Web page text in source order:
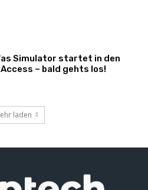
Simulator startet in den
– bald gehts los!
laden